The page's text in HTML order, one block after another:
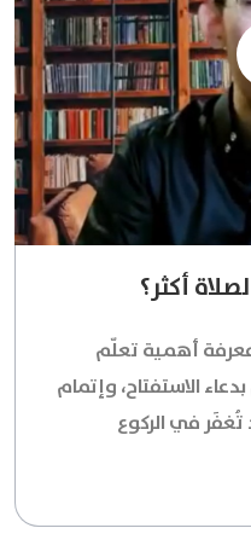
أكثر؟
أهمية تعلّم
الاستفتاح، وإتمام
تُغفَر في الركوع